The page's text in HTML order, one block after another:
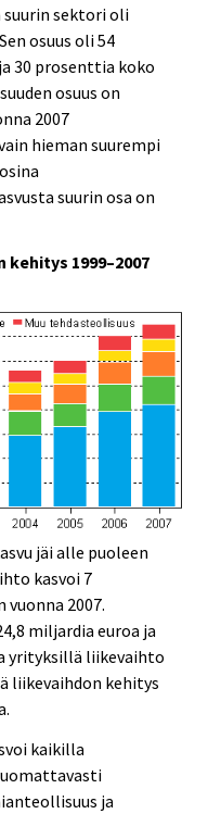
sektori oli
osuus oli 54
30 prosenttia koko
osuus on
2007
hieman suurempi
suurin osa on
1999–2007
jäi alle puoleen
kasvoi 7
2007.
miljardia euroa ja
yrityksillä liikevaihto
liikevaihdon kehitys
kaikilla
ja